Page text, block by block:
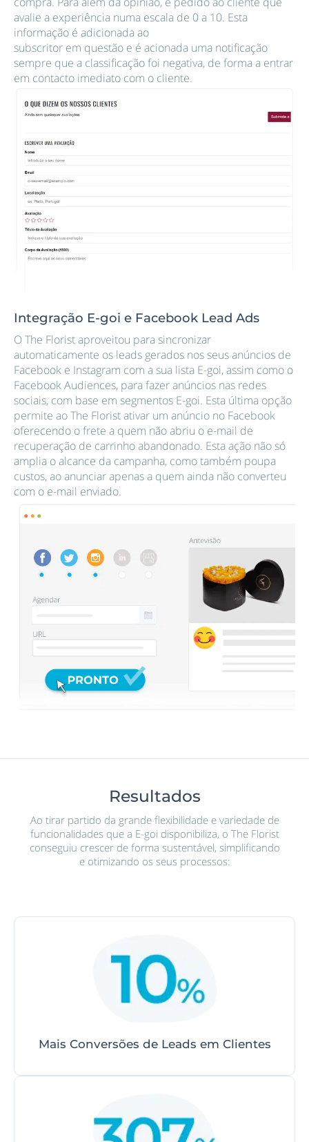
avalie a experiência numa escala de 0 a 10. Esta
informação é adicionada ao
subscritor em questão e é acionada uma notificação
sempre que a classificação foi negativa, de forma a entrar
em contacto imediato com o cliente.
Integração E-goi e Facebook Lead Ads
O The Florist aproveitou para sincronizar
automaticamente os leads gerados nos seus anúncios de
Facebook e Instagram com a sua lista E-goi, assim como o
Facebook Audiences, para fazer anúncios nas redes
sociais, com base em segmentos E-goi. Esta última opção
permite ao The Florist ativar um anúncio no Facebook
oferecendo o frete a quem não abriu o e-mail de
recuperação de carrinho abandonado. Esta ação não só
amplia o alcance da campanha, como também poupa
custos, ao anunciar apenas a quem ainda não converteu
com o e-mail enviado.
Resultados
Ao tirar partido da grande flexibilidade e variedade de
funcionalidades que a E-goi disponibiliza, o The Florist
conseguiu crescer de forma sustentável, simplificando
e otimizando os seus processos:
Mais Conversões de Leads em Clientes